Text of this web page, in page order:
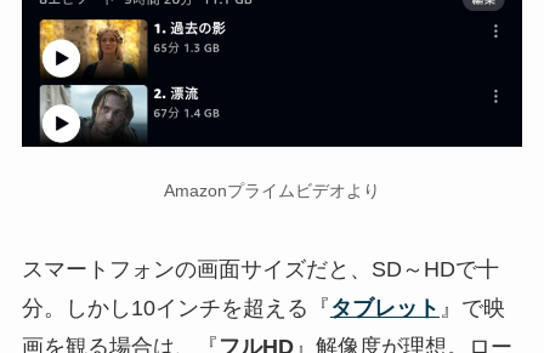
Amazonプライムビデオより
スマートフォンの画面サイズだと、SD～HDで十
分。しかし10インチを超える『 タブレット 』で映
画を観る場合は、『 フルHD』解像度が理想。ロー